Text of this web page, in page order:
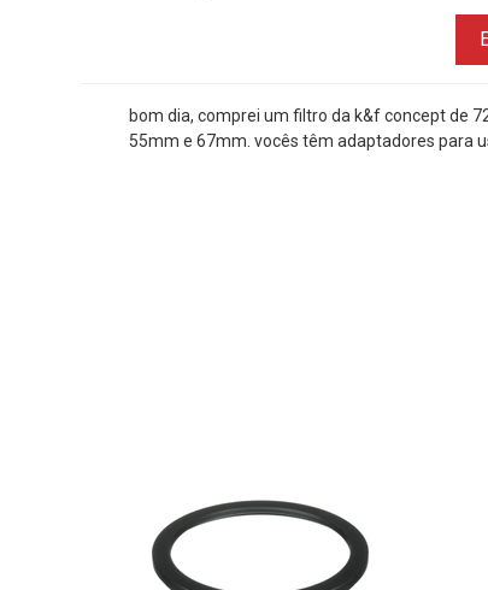
bom dia, comprei um filtro da k&f concept de
55mm e 67mm. vocês têm adaptadores para